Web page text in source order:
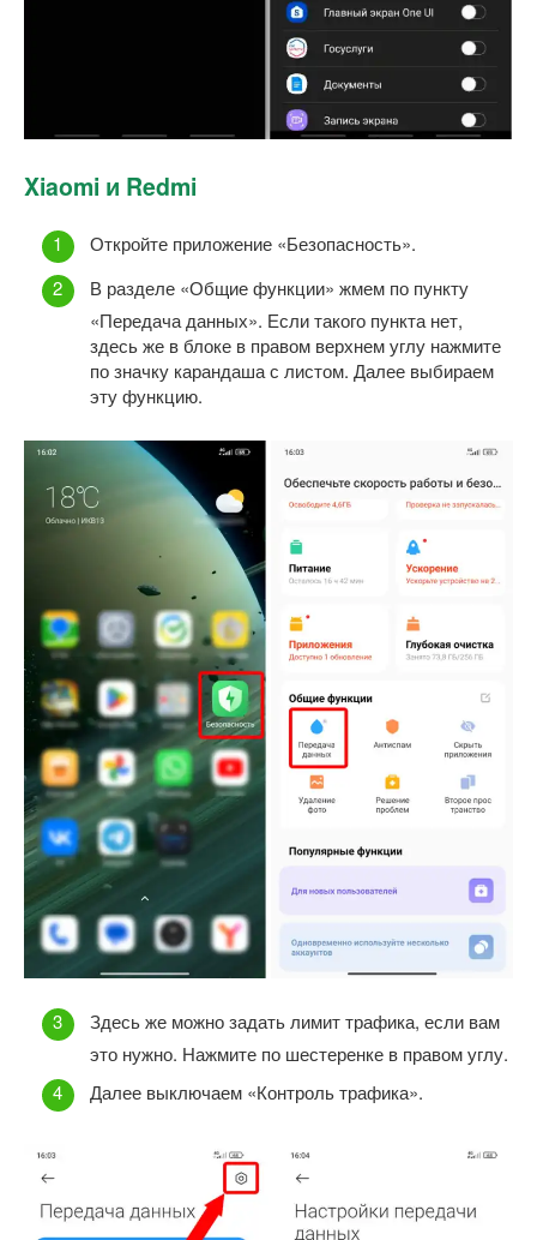
Xiaomi и Redmi
Откройте приложение «Безопасность».
В разделе «Общие функции» жмем по пункту
«Передача данных». Если такого пункта нет,
здесь же в блоке в правом верхнем углу нажмите
по значку карандаша с листом. Далее выбираем
эту функцию.
Здесь же можно задать лимит трафика, если вам
это нужно. Нажмите по шестеренке в правом углу.
Далее выключаем «Контроль трафика».